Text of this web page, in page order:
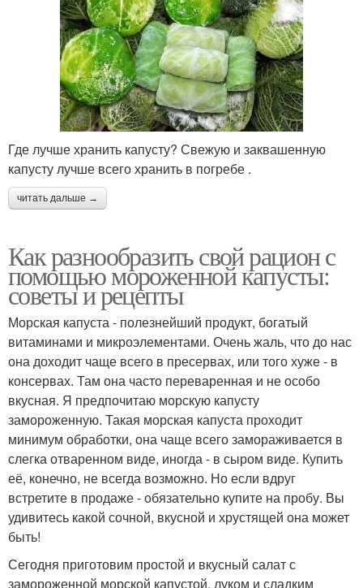
Где лучше хранить капусту? Свежую и заквашенную
капусту лучше всего хранить в погребе .
читать дальше →
Как разнообразить свой рацион с
помощью мороженной капусты:
советы и рецепты
Морская капуста - полезнейший продукт, богатый
витаминами и микроэлементами. Очень жаль, что до нас
она доходит чаще всего в пресервах, или того хуже - в
консервах. Там она часто переваренная и не особо
вкусная. Я предпочитаю морскую капусту
замороженную. Такая морская капуста проходит
минимум обработки, она чаще всего замораживается в
слегка отваренном виде, иногда - в сыром виде. Купить
её, конечно, не всегда возможно. Но если вдруг
встретите в продаже - обязательно купите на пробу. Вы
удивитесь какой сочной, вкусной и хрустящей она может
быть!
Сегодня приготовим простой и вкусный салат с
замороженной морской капустой, луком и сладким